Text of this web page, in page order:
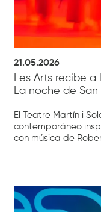
21.05.2026
Les Arts recibe a
La noche de
El Teatre Martín i
contemporáneo
con música de